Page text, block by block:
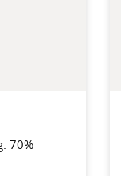
70%